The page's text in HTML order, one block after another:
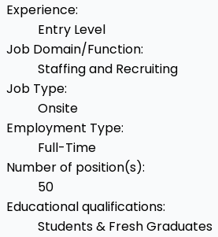
Experience:
Entry Level
Job Domain/Function:
Staffing and Recruiting
Job Type:
Onsite
Employment Type:
Full-Time
Number of position(s):
50
Educational qualifications:
Students & Fresh Graduates